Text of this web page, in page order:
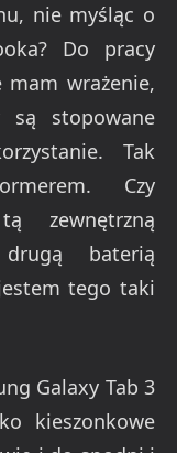
nie myśląc o
Do pracy
mam wrażenie,
są stopowane
Tak
Czy
zewnętrzną
baterią
tego taki
Galaxy Tab 3
kieszonkowe